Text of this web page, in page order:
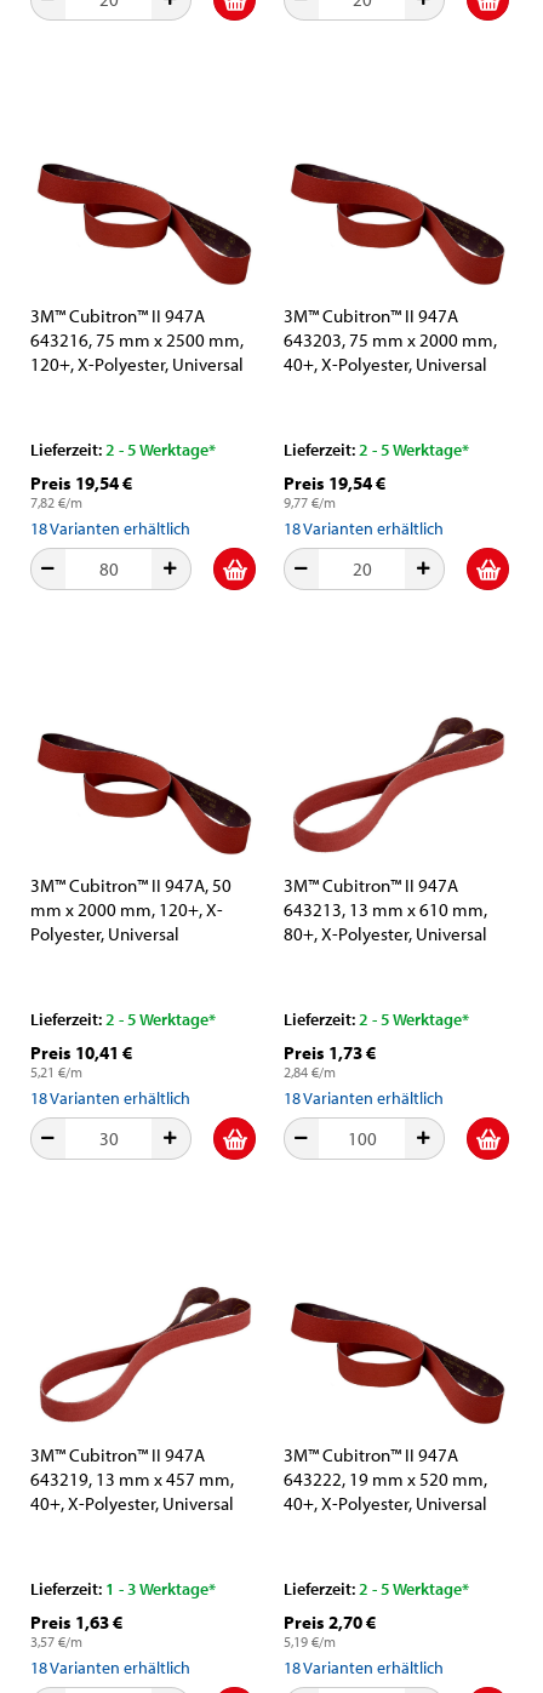
3M™ Cubitron™ II 947A
643216, 75 mm x 2500 mm,
120+, X-Polyester, Universal
Lieferzeit:2 - 5 Werktage*
Preis 19,54 €
7,82 €/m
18Varianten erhältlich
3M™ Cubitron™ II 947A
643203, 75 mm x 2000 mm,
40+, X-Polyester, Universal
Lieferzeit:2 - 5 Werktage*
Preis 19,54 €
9,77 €/m
18Varianten erhältlich
3M™ Cubitron™ II 947A, 50
mm x 2000 mm, 120+, X-
Polyester, Universal
Lieferzeit:2 - 5 Werktage*
Preis 10,41 €
5,21 €/m
18Varianten erhältlich
3M™ Cubitron™ II 947A
643213, 13 mm x 610 mm,
80+, X-Polyester, Universal
Lieferzeit:2 - 5 Werktage*
Preis 1,73 €
2,84 €/m
18Varianten erhältlich
3M™ Cubitron™ II 947A
643219, 13 mm x 457 mm,
40+, X-Polyester, Universal
Lieferzeit: 1 - 3 Werktage*
Preis 1,63 €
3,57 €/m
18Varianten erhältlich
3M™ Cubitron™ II 947A
643222, 19 mm x 520 mm,
40+, X-Polyester, Universal
Lieferzeit:2 - 5 Werktage*
Preis 2,70 €
5,19 €/m
18Varianten erhältlich